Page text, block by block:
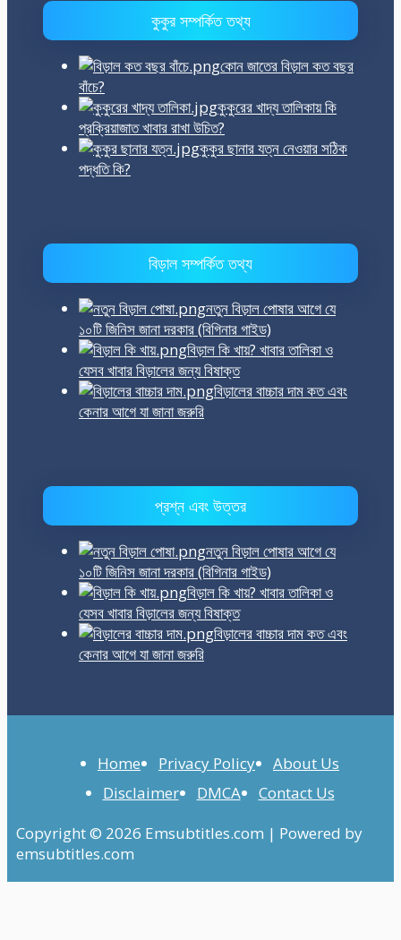
কুকুর সম্পর্কিত তথ্য
কোন জাতের বিড়াল কত বছর
বাঁচে?
কুকুরের খাদ্য তালিকায় কি
প্রক্রিয়াজাত খাবার রাখা উচিত?
কুকুর ছানার যত্ন নেওয়ার সঠিক
পদ্ধতি কি?
বিড়াল সম্পর্কিত তথ্য
নতুন বিড়াল পোষার আগে যে
১০টি জিনিস জানা দরকার (বিগিনার গাইড)
বিড়াল কি খায়? খাবার তালিকা ও
যেসব খাবার বিড়ালের জন্য বিষাক্ত
বিড়ালের বাচ্চার দাম কত এবং
কেনার আগে যা জানা জরুরি
প্রশ্ন এবং উত্তর
নতুন বিড়াল পোষার আগে যে
১০টি জিনিস জানা দরকার (বিগিনার গাইড)
বিড়াল কি খায়? খাবার তালিকা ও
যেসব খাবার বিড়ালের জন্য বিষাক্ত
বিড়ালের বাচ্চার দাম কত এবং
কেনার আগে যা জানা জরুরি
Home Privacy Policy
About Us
Disclaimer
DMCA
Contact Us
Copyright © 2026 Emsubtitles.com | Powered by
emsubtitles.com